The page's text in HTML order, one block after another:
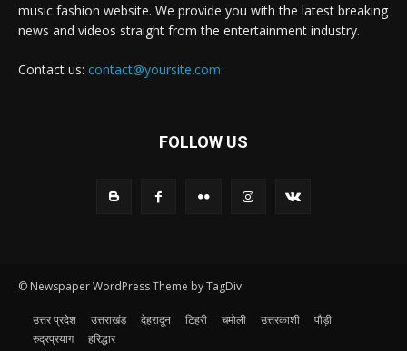
music fashion website. We provide you with the latest breaking
news and videos straight from the entertainment industry.
Contact us: contact@yoursite.com
FOLLOW US
© Newspaper WordPress Theme by TagDiv
उत्तर प्रदेश उत्तराखंड देहरादून टिहरी चमोली उत्तरकाशी
पौड़ी
रुद्रप्रयाग
हरिद्धार